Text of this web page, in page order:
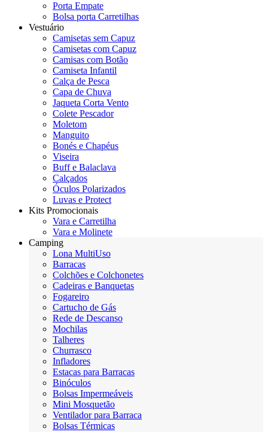
Porta Empate
Bolsa porta Carretilhas
Vestuário
Camisetas sem Capuz
Camisetas com Capuz
Camisas com Botão
Camiseta Infantil
Calça de Pesca
Capa de Chuva
Jaqueta Corta Vento
Colete Pescador
Moletom
Manguito
Bonés e Chapéus
Viseira
Buff e Balaclava
Calçados
Óculos Polarizados
Luvas e Protect
Kits Promocionais
Vara e Carretilha
Vara e Molinete
Camping
Lona MultiUso
Barracas
Colchões e Colchonetes
Cadeiras e Banquetas
Fogareiro
Cartucho de Gás
Rede de Descanso
Mochilas
Talheres
Churrasco
Infladores
Estacas para Barracas
Binóculos
Bolsas Impermeáveis
Mini Mosquetão
Ventilador para Barraca
Bolsas Térmicas